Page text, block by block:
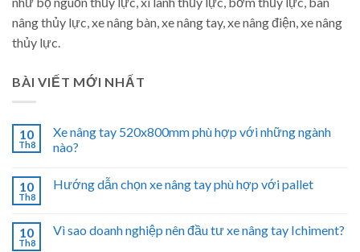
nâng thủy lực, xe nâng bàn, xe nâng tay, xe nâng điện, xe nâng
thủy lực.
BÀI VIẾT MỚI NHẤT
10
Th8
Xe nâng tay 520x800mm phù hợp với những ngành
nào?
10
Th8
Hướng dẫn chọn xe nâng tay phù hợp với pallet
10
Th8
Vì sao doanh nghiệp nên đầu tư xe nâng tay Ichiment?